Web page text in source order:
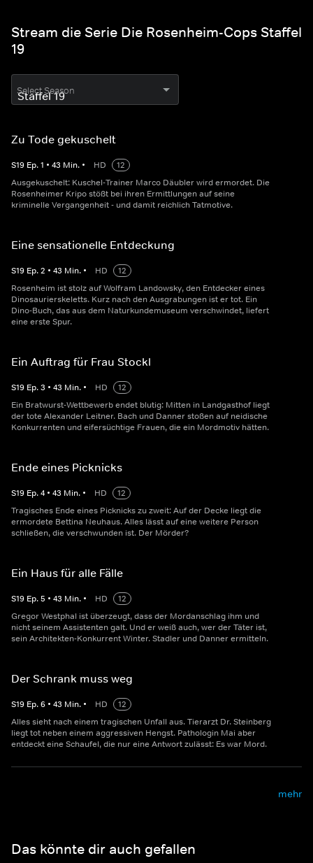
Stream die Serie Die Rosenheim-Cops Staffel
19
Select Season
Zu Tode gekuschelt
S19 Ep.1 • 43 Min. • HD
12
Ausgekuschelt: Kuschel-Trainer Marco Däubler wird ermordet. Die
Rosenheimer Kripo stößt bei ihren Ermittlungen auf seine
kriminelle Vergangenheit - und damit reichlich Tatmotive.
Eine sensationelle Entdeckung
S19 Ep.2 • 43 Min. • HD
12
Rosenheim ist stolz auf Wolfram Landowsky, den Entdecker eines
Dinosaurierskeletts. Kurz nach den Ausgrabungen ist er tot. Ein
Dino-Buch, das aus dem Naturkundemuseum verschwindet, liefert
eine erste Spur.
Ein Auftrag für Frau Stockl
S19 Ep.3 • 43 Min. • HD
12
Ein Bratwurst-Wettbewerb endet blutig: Mitten in Landgasthof liegt
der tote Alexander Leitner. Bach und Danner stoßen auf neidische
Konkurrenten und eifersüchtige Frauen, die ein Mordmotiv hätten.
Ende eines Picknicks
S19 Ep.4 • 43 Min. • HD
12
Tragisches Ende eines Picknicks zu zweit: Auf der Decke liegt die
ermordete Bettina Neuhaus. Alles lässt auf eine weitere Person
schließen, die verschwunden ist. Der Mörder?
Ein Haus für alle Fälle
S19 Ep.5 • 43 Min. • HD
12
Gregor Westphal ist überzeugt, dass der Mordanschlag ihm und
nicht seinem Assistenten galt. Und er weiß auch, wer der Täter ist,
sein Architekten-Konkurrent Winter. Stadler und Danner ermitteln.
Der Schrank muss weg
S19 Ep.6 • 43 Min. • HD
12
Alles sieht nach einem tragischen Unfall aus. Tierarzt Dr. Steinberg
liegt tot neben einem aggressiven Hengst. Pathologin Mai aber
entdeckt eine Schaufel, die nur eine Antwort zulässt: Es war Mord.
mehr
Das könnte dir auch gefallen